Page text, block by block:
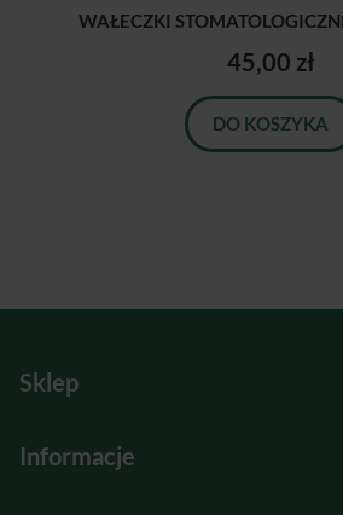
WAŁECZKI
45,00 zł
DO KOSZYKA
Sklep
Informacje